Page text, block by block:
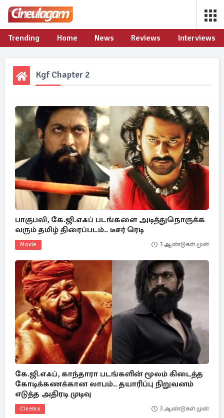
Trending Home News Reviews Interviews
Kgf Chapter 2
பாகுபலி, கே.ஜி.எஃப் படங்களை அடித்துநொருக்க
வரும் தமிழ் திரைப்படம்.. டீசர் ரெடி
Movie 3 ஆண்டுகள் முன்
கே.ஜி.எஃப், காந்தாரா படங்களின் மூலம் கிடைத்த
கோடிக்கணக்கான லாபம்.. தயாரிப்பு நிறுவனம்
எடுத்த அதிரடி முடிவு
Cinema 3 ஆண்டுகள் முன்